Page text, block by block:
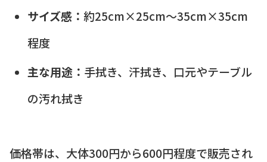
サイズ感： 約25cm×25cm～35cm×35cm
程度
主な用途： 手拭き、汗拭き、口元やテーブル
の汚れ拭き
価格帯は、大体300円から600円程度で販売され